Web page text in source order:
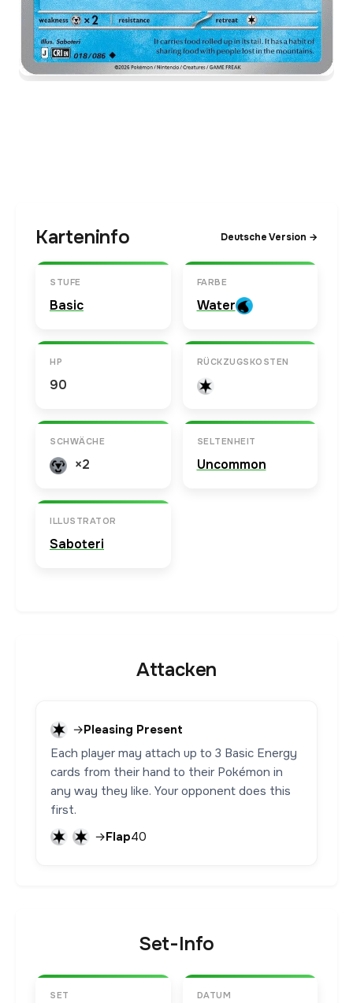
Karteninfo Deutsche Version →
STUFE
Basic
FARBE
Water
HP
90
RÜCKZUGSKOSTEN
SCHWÄCHE
×2
SELTENHEIT
Uncommon
ILLUSTRATOR
Saboteri
Attacken
→Pleasing Present
Each player may attach up to 3 Basic Energy
cards from their hand to their Pokémon in
any way they like. Your opponent does this
first.
→Flap40
Set-Info
SET DATUM